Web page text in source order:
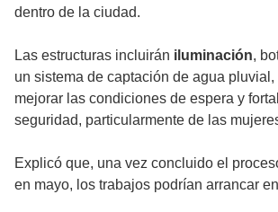
dentro de la ciudad.
Las estructuras incluirán iluminación,
un sistema de captación de agua
mejorar las condiciones de espera y
seguridad, particularmente de las
Explicó que, una vez concluido el
en mayo, los trabajos podrían arrancar